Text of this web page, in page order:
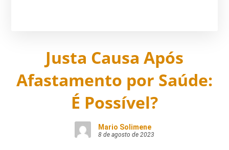
Justa Causa Após
Afastamento por Saúde:
É Possível?
Mario Solimene
8 de agosto de 2023